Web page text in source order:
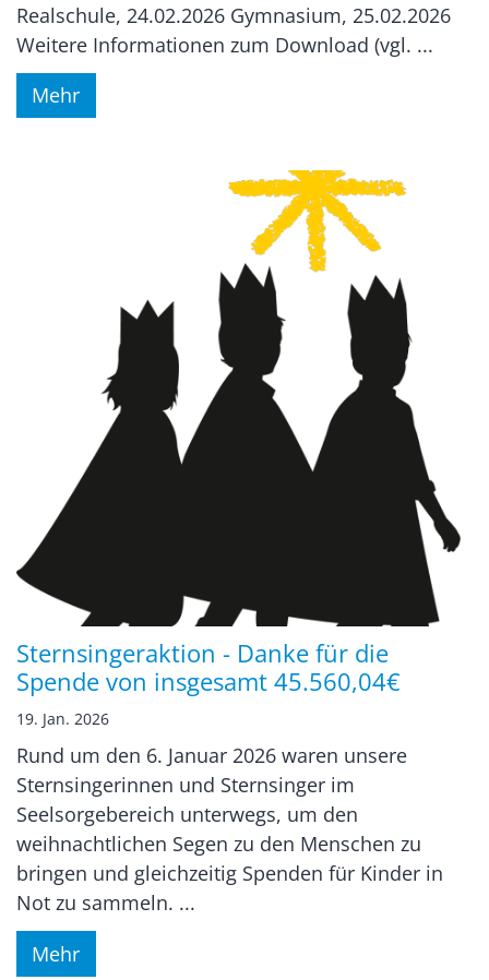
Realschule, 24.02.2026 Gymnasium, 25.02.2026
Weitere Informationen zum Download (vgl. ...
Mehr
Sternsingeraktion - Danke für die
Spende von insgesamt 45.560,04€
19. Jan. 2026
Rund um den 6. Januar 2026 waren unsere
Sternsingerinnen und Sternsinger im
Seelsorgebereich unterwegs, um den
weihnachtlichen Segen zu den Menschen zu
bringen und gleichzeitig Spenden für Kinder in
Not zu sammeln. ...
Mehr